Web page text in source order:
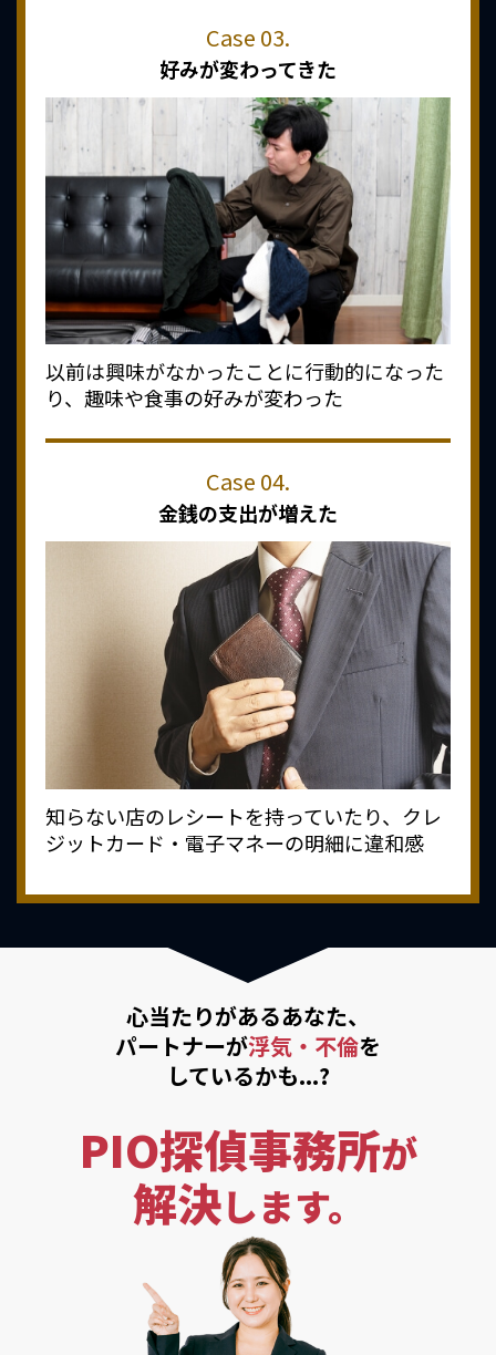
好みが変わってきた
以前は興味がなかったことに行動的になった
り、趣味や食事の好みが変わった
金銭の支出が増えた
知らない店のレシートを持っていたり、クレ
ジットカード・電子マネーの明細に違和感
心当たりがあるあなた、
パートナーが浮気・不倫を
しているかも...?
PIO探偵事務所が
解決します。